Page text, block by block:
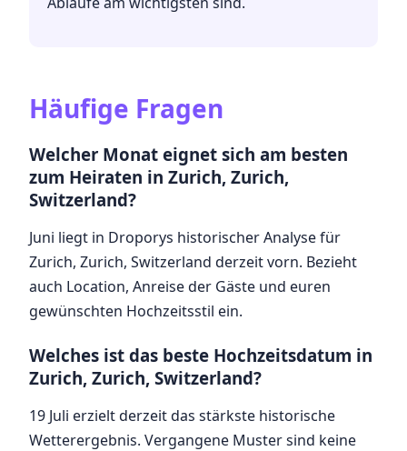
Häufige Fragen
Welcher Monat eignet sich am besten
zum Heiraten in Zurich, Zurich,
Switzerland?
Juni liegt in Droporys historischer Analyse für
Zurich, Zurich, Switzerland derzeit vorn. Bezieht
auch Location, Anreise der Gäste und euren
gewünschten Hochzeitsstil ein.
Welches ist das beste Hochzeitsdatum in
Zurich, Zurich, Switzerland?
19 Juli erzielt derzeit das stärkste historische
Wetterergebnis. Vergangene Muster sind keine